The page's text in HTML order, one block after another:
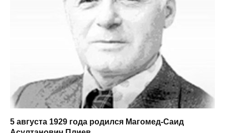
5 августа 1929 года родился Магомед‑Саид